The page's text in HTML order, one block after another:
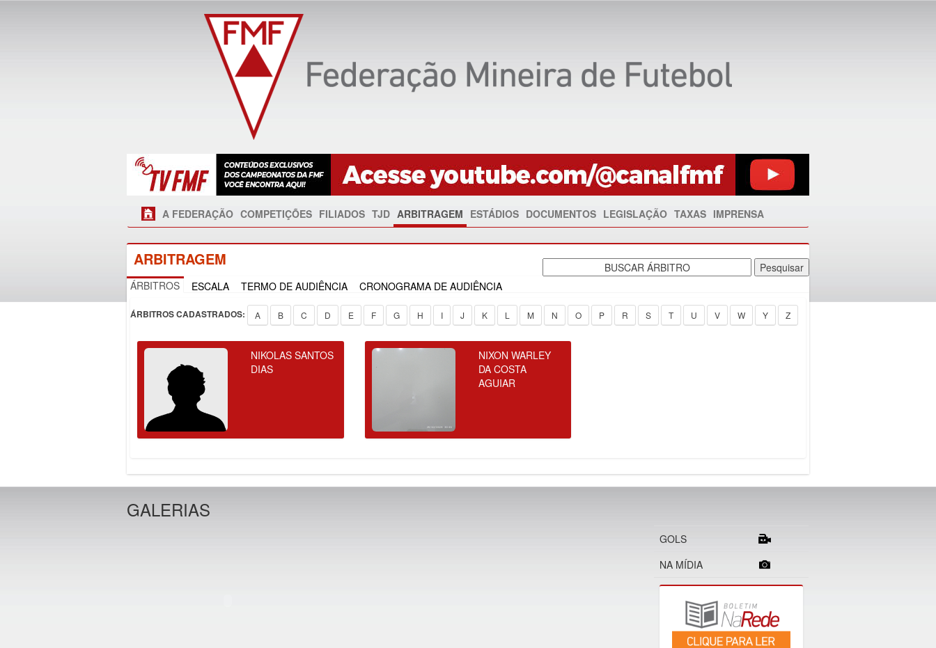
A FEDERAÇÃO COMPETIÇÕES FILIADOS TJD ARBITRAGEM ESTÁDIOS DOCUMENTOS LEGISLAÇÃO TAXAS IMPRENSA
ARBITRAGEM
ÁRBITROS ESCALA TERMO DE AUDIÊNCIA CRONOGRAMA DE AUDIÊNCIA
ÁRBITROS CADASTRADOS: A B C D E F G H I J K L M N O P R S T U V W Y Z
NIKOLAS SANTOS
DIAS
NIXON WARLEY
DA COSTA
AGUIAR
GALERIAS
GOLS
NA MÍDIA